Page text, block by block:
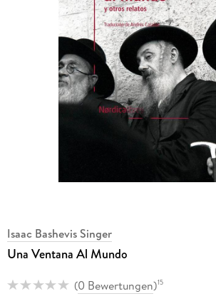
Isaac Bashevis Singer
Una Ventana Al Mundo
(0 Bewertungen)15